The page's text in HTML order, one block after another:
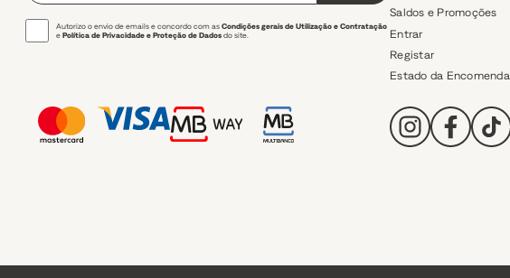
Autorizo o envio de emails e concordo com as Condições gerais de Utilização e Contratação
e Política de Privacidade e Proteção de Dadosdo site.
Saldos e Promoções
Entrar
Registar
Estado da Encomenda